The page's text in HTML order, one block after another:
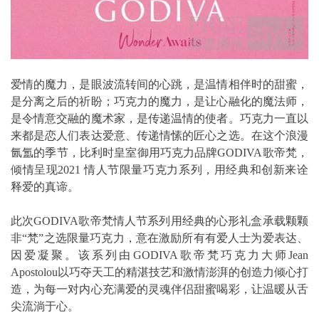
爱情的魔力，是眼波流转间的心跳，是温情相伴时的甜蜜，
是分离之后的祈盼；巧克力的魔力，是让心融化的魔法师，
是令情意交融的魔术家，是传递温情的使者。巧克力一直以
来都是恋人们表达爱意、传递情愫的匠心之选。在这个浪漫
氤氲的季节，比利时皇室御用巧克力品牌GODIVA歌帝梵，
倾情呈现2021 情人节限量巧克力系列，用经典和创新来诠
释爱的真谛。
此次GODIVA歌帝梵情人节系列用经典的心形礼盒承载颗颗
非“梵”之选限量巧克力，意在激励所有有爱人士为爱表达、
因爱凝聚。该系列由GODIVA歌帝梵巧克力大师Jean
Apostolou以巧夺天工的精湛技艺和激情澎湃的创造力倾心打
造，为每一对内心充满爱的灵魂伴侣甜蜜喝彩，让温暖从舌
尖流淌于心。